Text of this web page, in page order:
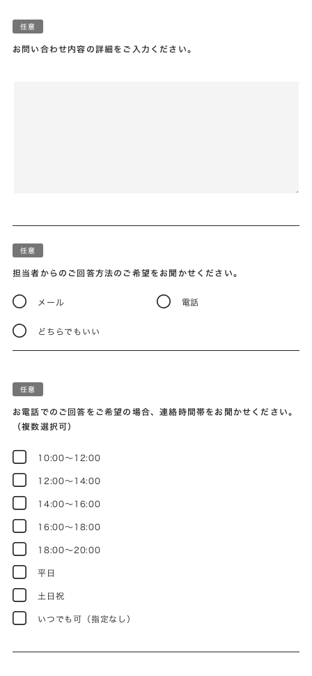
お問い合わせ内容の詳細をご入力ください。
担当者からのご回答方法のご希望をお聞かせください。
メール 電話
どちらでもいい
お電話でのご回答をご希望の場合、連絡時間帯をお聞かせください。
（複数選択可）
10:00～12:00
12:00～14:00
14:00～16:00
16:00～18:00
18:00～20:00
平日
土日祝
いつでも可（指定なし）